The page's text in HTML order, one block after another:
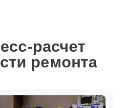
расчет
ремонта